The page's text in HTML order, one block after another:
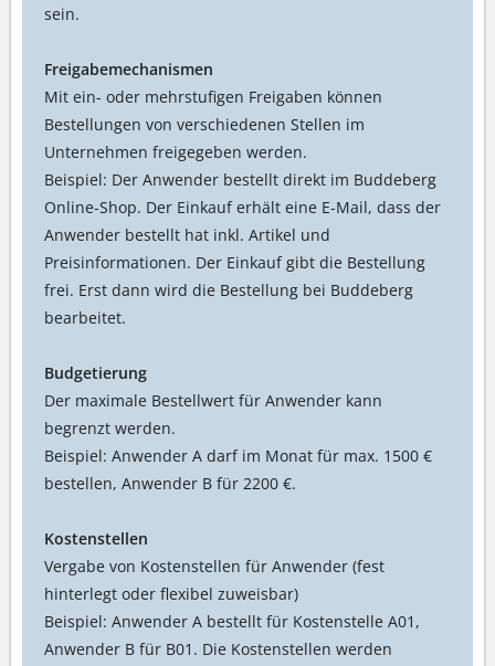
sein.
Freigabemechanismen
Mit ein- oder mehrstufigen Freigaben können
Bestellungen von verschiedenen Stellen im
Unternehmen freigegeben werden.
Beispiel: Der Anwender bestellt direkt im Buddeberg
Online-Shop. Der Einkauf erhält eine E-Mail, dass der
Anwender bestellt hat inkl. Artikel und
Preisinformationen. Der Einkauf gibt die Bestellung
frei. Erst dann wird die Bestellung bei Buddeberg
bearbeitet.
Budgetierung
Der maximale Bestellwert für Anwender kann
begrenzt werden.
Beispiel: Anwender A darf im Monat für max. 1500 €
bestellen, Anwender B für 2200 €.
Kostenstellen
Vergabe von Kostenstellen für Anwender (fest
hinterlegt oder flexibel zuweisbar)
Beispiel: Anwender A bestellt für Kostenstelle A01,
Anwender B für B01. Die Kostenstellen werden